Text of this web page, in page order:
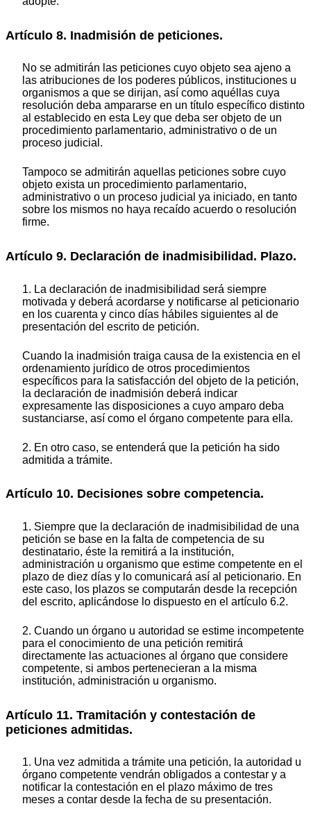
Artículo 8. Inadmisión de peticiones.
No se admitirán las peticiones cuyo objeto sea ajeno a
las atribuciones de los poderes públicos, instituciones u
organismos a que se dirijan, así como aquéllas cuya
resolución deba ampararse en un título específico distinto
al establecido en esta Ley que deba ser objeto de un
procedimiento parlamentario, administrativo o de un
proceso judicial.
Tampoco se admitirán aquellas peticiones sobre cuyo
objeto exista un procedimiento parlamentario,
administrativo o un proceso judicial ya iniciado, en tanto
sobre los mismos no haya recaído acuerdo o resolución
firme.
Artículo 9. Declaración de inadmisibilidad. Plazo.
1. La declaración de inadmisibilidad será siempre
motivada y deberá acordarse y notificarse al peticionario
en los cuarenta y cinco días hábiles siguientes al de
presentación del escrito de petición.
Cuando la inadmisión traiga causa de la existencia en el
ordenamiento jurídico de otros procedimientos
específicos para la satisfacción del objeto de la petición,
la declaración de inadmisión deberá indicar
expresamente las disposiciones a cuyo amparo deba
sustanciarse, así como el órgano competente para ella.
2. En otro caso, se entenderá que la petición ha sido
admitida a trámite.
Artículo 10. Decisiones sobre competencia.
1. Siempre que la declaración de inadmisibilidad de una
petición se base en la falta de competencia de su
destinatario, éste la remitirá a la institución,
administración u organismo que estime competente en el
plazo de diez días y lo comunicará así al peticionario. En
este caso, los plazos se computarán desde la recepción
del escrito, aplicándose lo dispuesto en el artículo 6.2.
2. Cuando un órgano u autoridad se estime incompetente
para el conocimiento de una petición remitirá
directamente las actuaciones al órgano que considere
competente, si ambos pertenecieran a la misma
institución, administración u organismo.
Artículo 11. Tramitación y contestación de
peticiones admitidas.
1. Una vez admitida a trámite una petición, la autoridad u
órgano competente vendrán obligados a contestar y a
notificar la contestación en el plazo máximo de tres
meses a contar desde la fecha de su presentación.